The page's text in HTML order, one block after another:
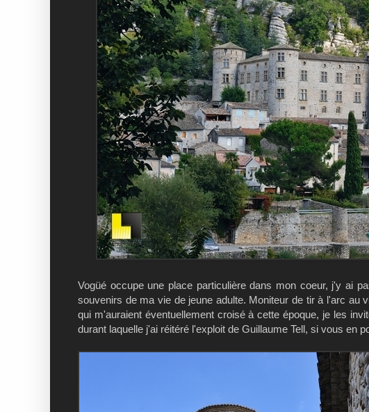
Vogüé occupe une place particulière dans mon coeur, j'y ai
souvenirs de ma vie de jeune adulte. Moniteur de tir à l'arc au
qui m'auraient éventuellement croisé à cette époque, je les
durant laquelle j'ai réitéré l'exploit de Guillaume Tell, si vous en